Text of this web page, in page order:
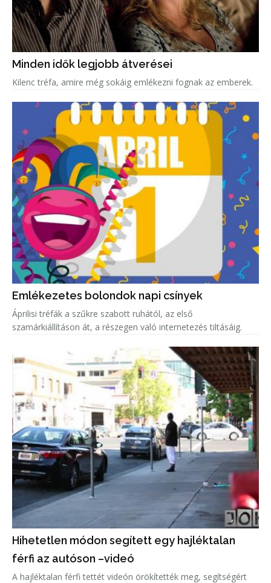
Minden idők legjobb átverései
Kilenc tréfa, amire még sokáig emlékezni fognak az emberek.
Emlékezetes bolondok napi csínyek
Áprilisi tréfák a szűkre szabott ruhától, az első
szamárkiállításon át, a részegen való internetezés tiltásáig.
Hihetetlen módon segített egy hajléktalan
férfi az autóson –videó
A hajléktalan férfi tettét videón örökítették meg, segítségért